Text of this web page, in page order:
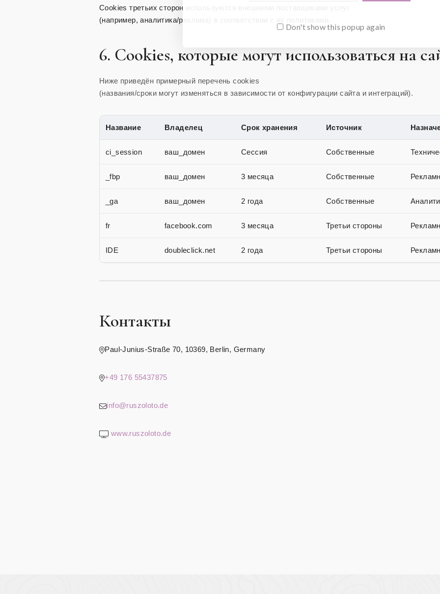
Cookies третьих сторон используются внешними поставщиками услуг
(например, аналитика/реклама) в соответствии с их политиками.
6. Cookies, которые могут использоваться на
Ниже приведён примерный перечень cookies
(названия/сроки могут изменяться в зависимости от конфигурации сайта и интеграций).
Название Владелец Срок хранения Источник
ci_session ваш_домен Сессия Собственные
_fbp ваш_домен 3 месяца Собственные
_ga ваш_домен 2 года Собственные
fr facebook.com 3 месяца Третьи стороны
IDE doubleclick.net 2 года Третьи стороны
Контакты
Paul-Junius-Straße 70, 10369, Berlin, Germany
+49 176 55437875
info@ruszoloto.de
www.ruszoloto.de
Don't show this popup again